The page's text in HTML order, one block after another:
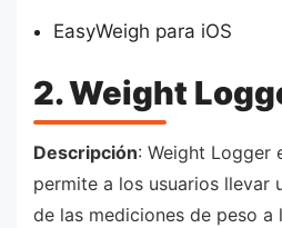
EasyWeigh para iOS
2. Weight
Descripción: Weight Logger
permite a los usuarios llevar
de las mediciones de peso